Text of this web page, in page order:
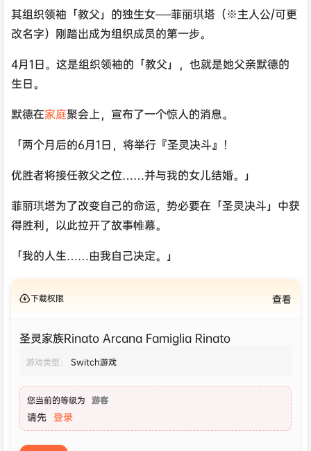
其组织领袖「教父」的独生女──菲丽琪塔（※主人公/可更
改名字）刚踏出成为组织成员的第一步。
4月1日。这是组织领袖的「教父」，也就是她父亲默德的
生日。
默德在家庭聚会上，宣布了一个惊人的消息。
「两个月后的6月1日，将举行『圣灵决斗』！
优胜者将接任教父之位……并与我的女儿结婚。」
菲丽琪塔为了改变自己的命运，势必要在「圣灵决斗」中获
得胜利，以此拉开了故事帷幕。
「我的人生……由我自己决定。」
下载权限 查看
圣灵家族Rinato Arcana Famiglia Rinato
游戏类型： Switch游戏
您当前的等级为 游客
请先 登录